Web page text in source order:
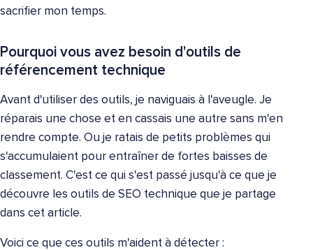
sacrifier mon temps.
Pourquoi vous avez besoin d'outils de
référencement technique
Avant d'utiliser des outils, je naviguais à l'aveugle. Je
réparais une chose et en cassais une autre sans m'en
rendre compte. Ou je ratais de petits problèmes qui
s'accumulaient pour entraîner de fortes baisses de
classement. C'est ce qui s'est passé jusqu'à ce que je
découvre les outils de SEO technique que je partage
dans cet article.
Voici ce que ces outils m'aident à détecter :